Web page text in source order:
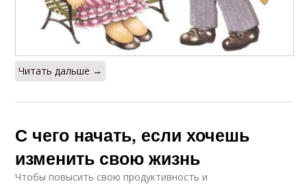
Читать дальше →
С чего начать, если хочешь
изменить свою жизнь
Чтобы повысить свою продуктивность и